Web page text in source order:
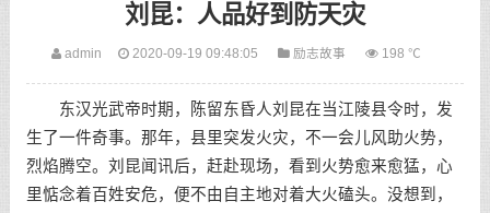
刘昆：人品好到防天灾
admin 2020-09-19 09:48:05 励志故事 198 ℃
东汉光武帝时期，陈留东昏人刘昆在当江陵县令时，发
生了一件奇事。那年，县里突发火灾，不一会儿风助火势，
烈焰腾空。刘昆闻讯后，赶赴现场，看到火势愈来愈猛，心
里惦念着百姓安危，便不由自主地对着大火磕头。没想到，